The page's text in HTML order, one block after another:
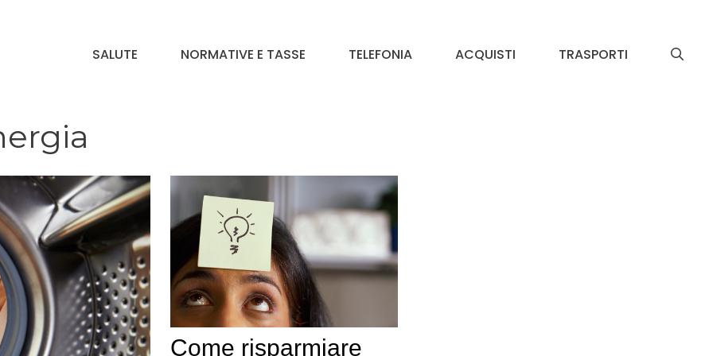
SALUTE NORMATIVE E TASSE TELEFONIA ACQUISTI TRASPORTI
Come risparmiare